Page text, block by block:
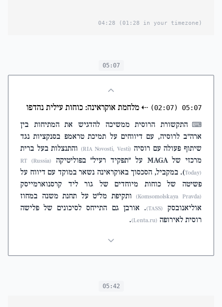
04:28 (01:28 in your timezone)
05:07
05:07
(02:07)
⇠מלחמת אוקראינה: כוחות עילית נהדפו
⌨ התקשורת הרוסית ממשיכה להדגיש את המתיחות בין
ארה"ב לרוסיה, עם דיווחים על תמיכת טראמפ בסנקציות נגד
שיתוף פעולה עם רוסיה (RIA Novosti, Vesti)
והתנצלות בעל ברית
מרכזי של MAGA על "תפקיד רעיל" בפוליטיקה
(RT (Russia
Today)). במקביל, הסכסוך באוקראינה נשאר במוקד עם דיווח על
פשיטה של כוחות מיוחדים של גור ליד קרסנוארמייסק
(Komsomolskaya Pravda)
ותקיפת מל"ט על תחנת משנה במחוז
אוליאנובסק
(TASS)
. אורבן גם התייחס לסיכונים של פלישה
רוסית לאירופה (Lenta.ru)
.
05:42